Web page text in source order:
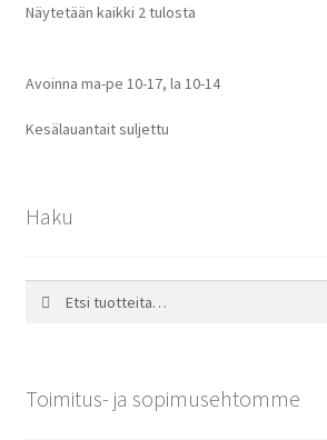
Näytetään kaikki 2 tulosta
Avoinna ma-pe 10-17, la 10-14
Kesälauantait suljettu
Haku
Toimitus- ja sopimusehtomme